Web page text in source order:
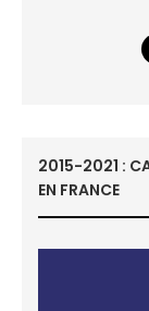
2015-2021 :
EN FRANCE